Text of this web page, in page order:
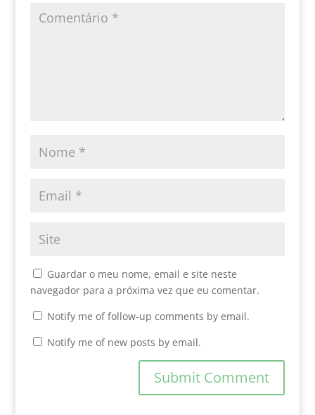
Guardar o meu nome, email e site neste
navegador para a próxima vez que eu comentar.
Notify me of follow-up comments by email.
Notify me of new posts by email.